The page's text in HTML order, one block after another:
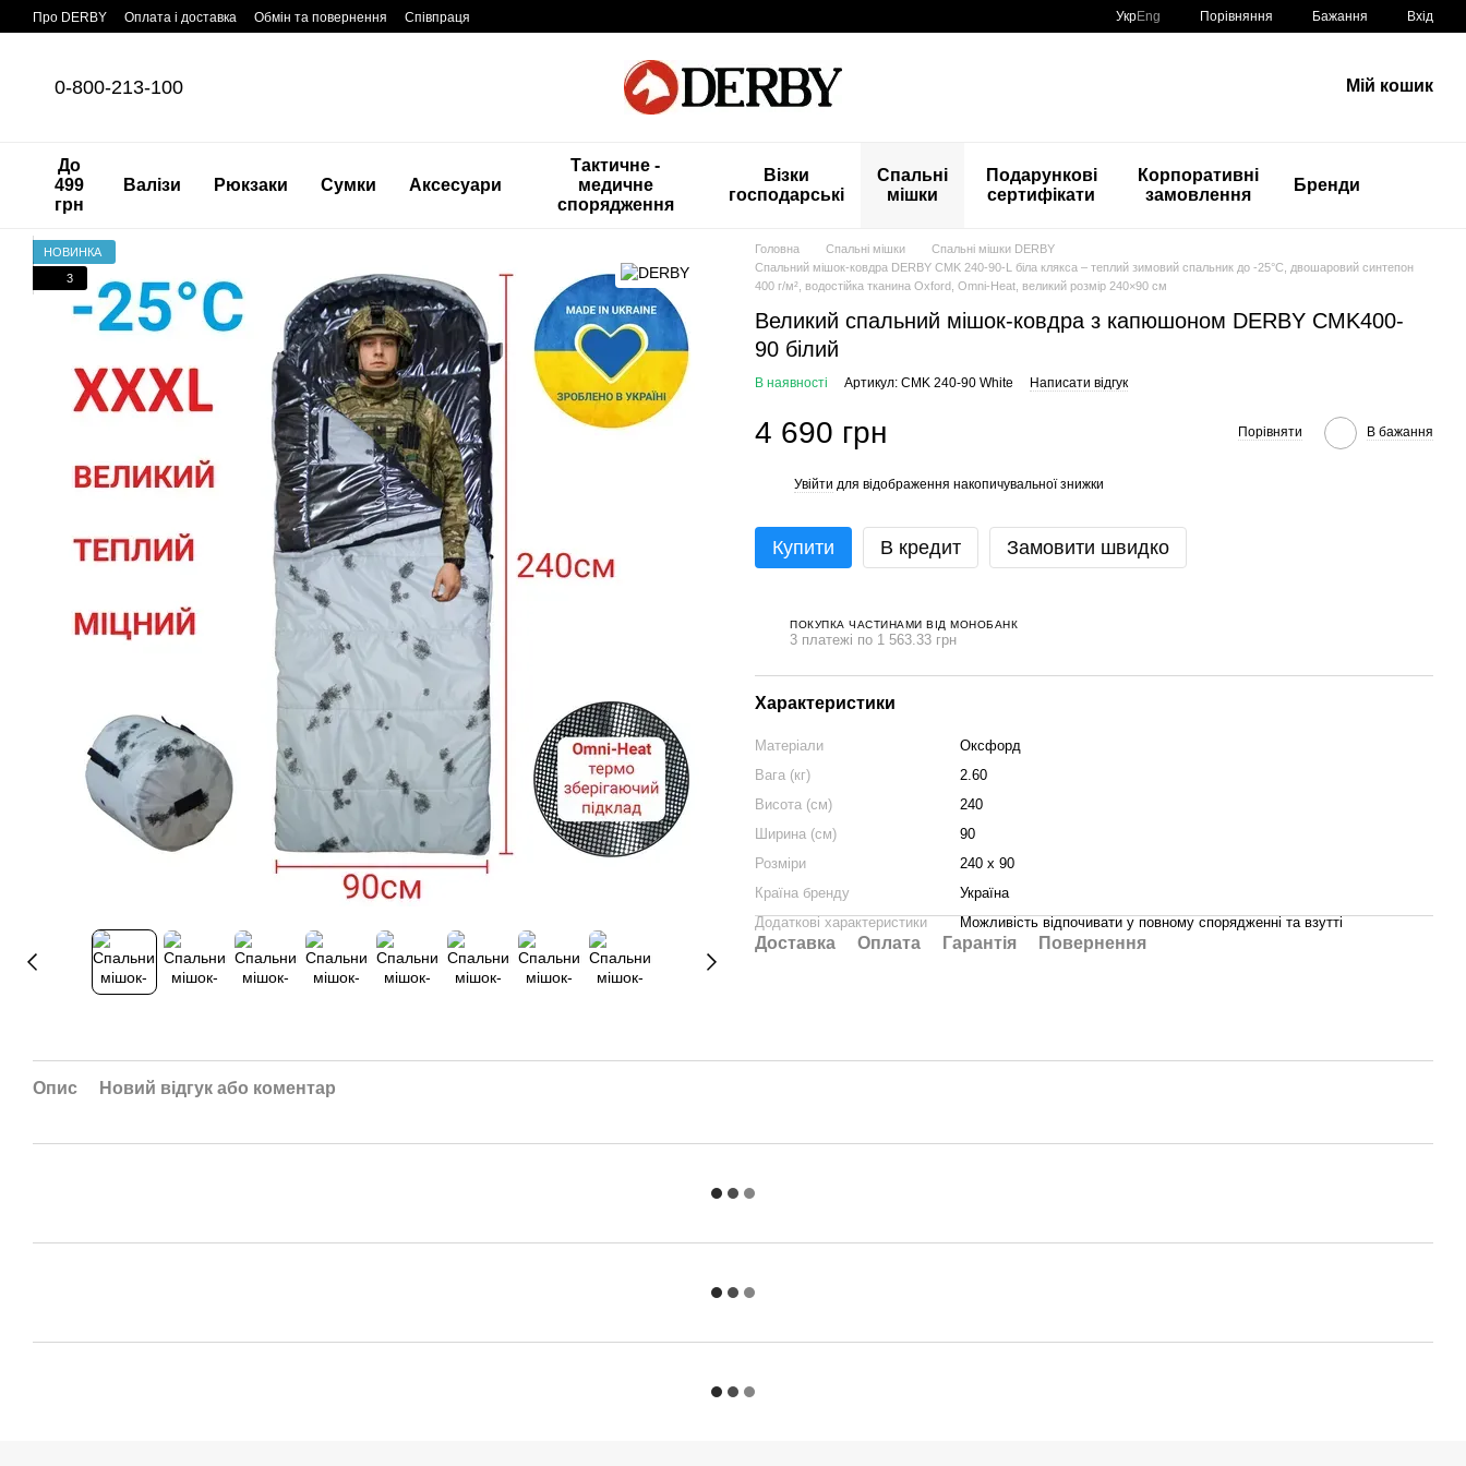
Перейти до основного контенту
Про DERBY Оплата і доставка Обмін та повернення Співпраця УкрEng Порівняння Бажання Вхід
0-800-213-100 Мій кошик
До
499
грн
Валізи Рюкзаки Сумки Аксесуари
Тактичне -
медичне
спорядження
Візки
господарські
Спальні
мішки
Подарункові
сертифікати
Корпоративні
замовлення
Бренди
НОВИНКА
3
Головна Спальні мішки
Спальні мішки DERBY
Спальний мішок-ковдра DERBY CMK 240-90-L біла клякса – теплий зимовий спальник до -25°C, двошаровий синтепон
400 г/м², водостійка тканина Oxford, Omni-Heat, великий розмір 240×90 см
Великий спальний мішок-ковдра з капюшоном DERBY CMK400-
90 білий
В наявності Артикул: CMK 240-90 White Написати відгук
4 690 грн Порівняти В бажання
Увійти для відображення накопичувальної знижки
Купити В кредит Замовити швидко
ПОКУПКА ЧАСТИНАМИ ВІД МОНОБАНК
3 платежі по 1 563.33 грн
Характеристики
Матеріали
Оксфорд
Вага (кг)
2.60
Висота (см)
240
Ширина (см)
90
Розміри
240 х 90
Країна бренду
Україна
Додаткові характеристики
Можливість відпочивати у повному спорядженні та взутті
Доставка Оплата Гарантія Повернення
Опис Новий відгук або коментар